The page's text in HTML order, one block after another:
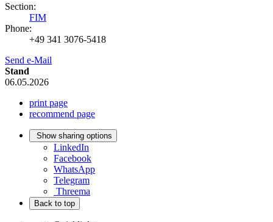
Section:
FIM
Phone:
+49 341 3076-5418
Send e-Mail
Stand
06.05.2026
print page
recommend page
Show sharing options
LinkedIn
Facebook
WhatsApp
Telegram
Threema
Back to top